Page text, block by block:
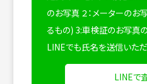
のお写真 ２：メーターの
るもの) 3:車検証のお写真
LINEでも氏名を送信いただ
LINEで